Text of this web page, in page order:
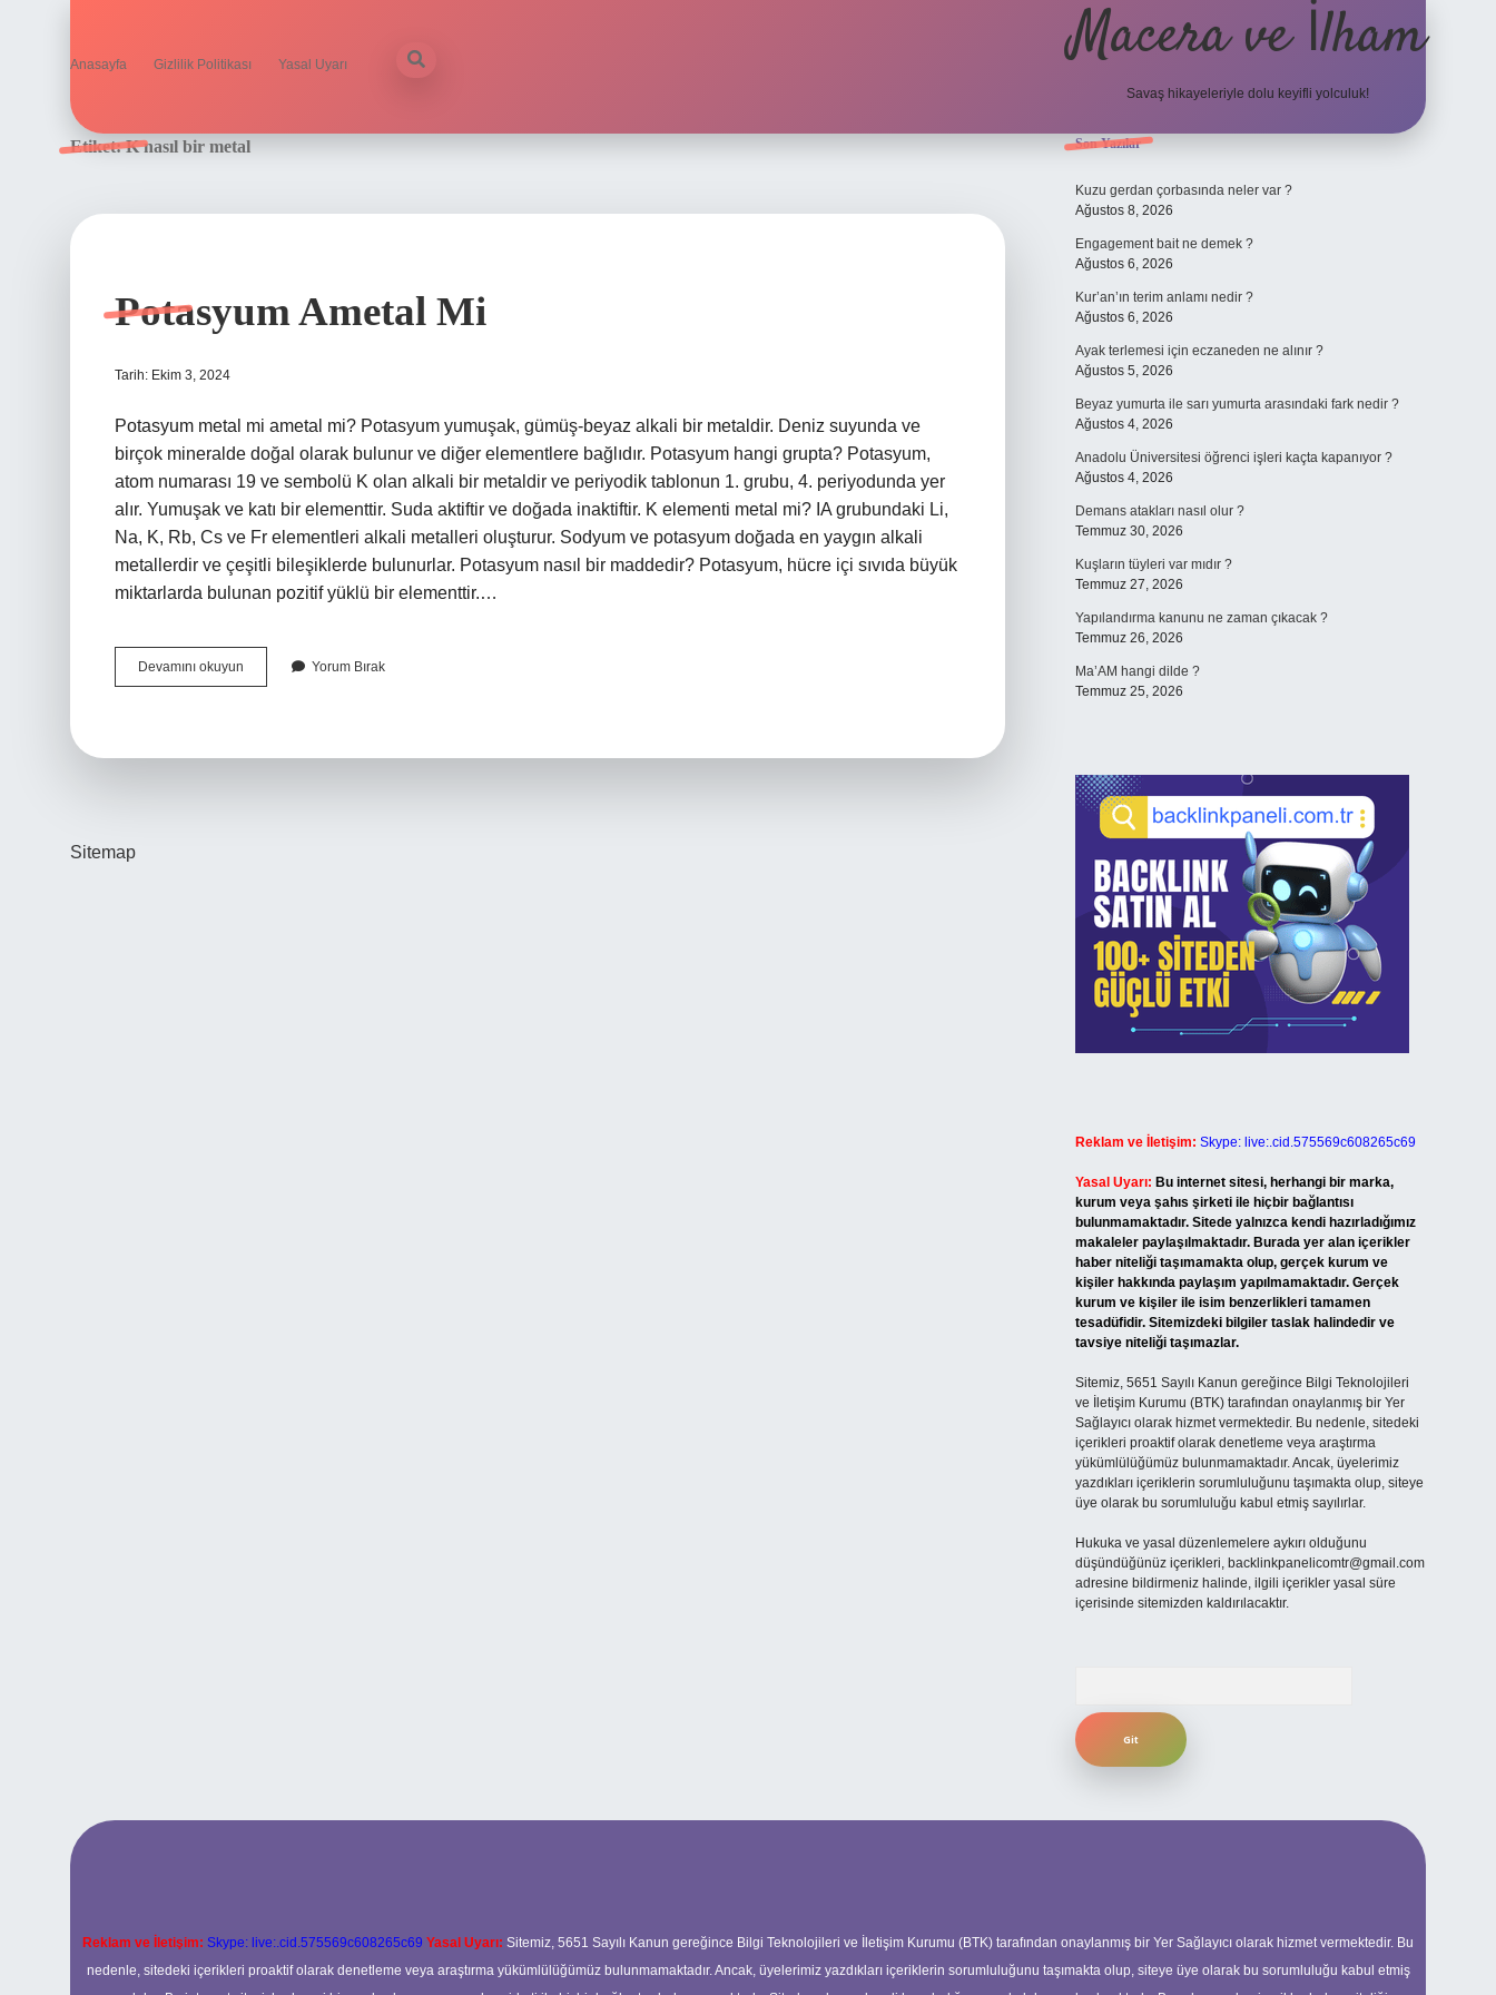
Anasayfa Gizlilik Politikası Yasal Uyarı Macera ve İlham
Savaş hikayeleriyle dolu keyifli yolculuk!
Etiket:K nasıl bir metal
Potasyum Ametal Mi
Tarih: Ekim 3, 2024
Potasyum metal mi ametal mi? Potasyum yumuşak, gümüş-beyaz alkali bir metaldir. Deniz suyunda ve
birçok mineralde doğal olarak bulunur ve diğer elementlere bağlıdır. Potasyum hangi grupta? Potasyum,
atom numarası 19 ve sembolü K olan alkali bir metaldir ve periyodik tablonun 1. grubu, 4. periyodunda yer
alır. Yumuşak ve katı bir elementtir. Suda aktiftir ve doğada inaktiftir. K elementi metal mi? IA grubundaki Li,
Na, K, Rb, Cs ve Fr elementleri alkali metalleri oluşturur. Sodyum ve potasyum doğada en yaygın alkali
metallerdir ve çeşitli bileşiklerde bulunurlar. Potasyum nasıl bir maddedir? Potasyum, hücre içi sıvıda büyük
miktarlarda bulunan pozitif yüklü bir elementtir.…
Devamını okuyun Potasyum
Ametal
Yorum Bırak
Sitemap
Sidebar
Son Yazılar
Kuzu gerdan çorbasında neler var ?
Ağustos 8, 2026
Engagement bait ne demek ?
Ağustos 6, 2026
Kur’an’ın terim anlamı nedir ?
Ağustos 6, 2026
Ayak terlemesi için eczaneden ne alınır ?
Ağustos 5, 2026
Beyaz yumurta ile sarı yumurta arasındaki fark nedir ?
Ağustos 4, 2026
Anadolu Üniversitesi öğrenci işleri kaçta kapanıyor ?
Ağustos 4, 2026
Demans atakları nasıl olur ?
Temmuz 30, 2026
Kuşların tüyleri var mıdır ?
Temmuz 27, 2026
Yapılandırma kanunu ne zaman çıkacak ?
Temmuz 26, 2026
Ma’AM hangi dilde ?
Temmuz 25, 2026
Reklam ve İletişim: Skype: live:.cid.575569c608265c69
Yasal Uyarı: Bu internet sitesi, herhangi bir marka,
kurum veya şahıs şirketi ile hiçbir bağlantısı
bulunmamaktadır. Sitede yalnızca kendi hazırladığımız
makaleler paylaşılmaktadır. Burada yer alan içerikler
haber niteliği taşımamakta olup, gerçek kurum ve
kişiler hakkında paylaşım yapılmamaktadır. Gerçek
kurum ve kişiler ile isim benzerlikleri tamamen
tesadüfidir. Sitemizdeki bilgiler taslak halindedir ve
tavsiye niteliği taşımazlar.
Sitemiz, 5651 Sayılı Kanun gereğince Bilgi Teknolojileri
ve İletişim Kurumu (BTK) tarafından onaylanmış bir Yer
Sağlayıcı olarak hizmet vermektedir. Bu nedenle, sitedeki
içerikleri proaktif olarak denetleme veya araştırma
yükümlülüğümüz bulunmamaktadır. Ancak, üyelerimiz
yazdıkları içeriklerin sorumluluğunu taşımakta olup, siteye
üye olarak bu sorumluluğu kabul etmiş sayılırlar.
Hukuka ve yasal düzenlemelere aykırı olduğunu
düşündüğünüz içerikleri, backlinkpanelicomtr@gmail.com
adresine bildirmeniz halinde, ilgili içerikler yasal süre
içerisinde sitemizden kaldırılacaktır.
Reklam ve İletişim: Skype: live:.cid.575569c608265c69 Yasal Uyarı: Sitemiz, 5651 Sayılı Kanun gereğince Bilgi Teknolojileri ve İletişim Kurumu (BTK) tarafından onaylanmış bir Yer Sağlayıcı olarak hizmet vermektedir. Bu
nedenle, sitedeki içerikleri proaktif olarak denetleme veya araştırma yükümlülüğümüz bulunmamaktadır. Ancak, üyelerimiz yazdıkları içeriklerin sorumluluğunu taşımakta olup, siteye üye olarak bu sorumluluğu kabul etmiş